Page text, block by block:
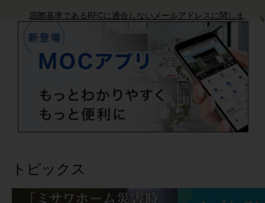
国際基準であるRFCに適合しないメールアドレスに関しま
してご確認をお願いいたします
ミサワホームからのお電話に関しまして
AI住まいの自動運転「生活サポートサービス」サービス終了の
ご案内
「健康リスク予報」サービス終了のご案内
トピックス